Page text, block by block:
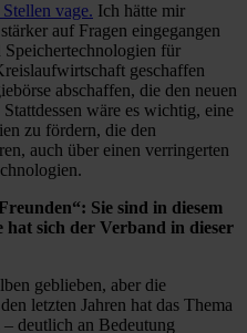
vage. Ich hätte mir
auf Fragen eingegangen
für
geschaffen
abschaffen, die den neuen
wäre es wichtig, eine
zu fördern, die den
auch über einen verringerten
Sie sind in diesem
sich der Verband in dieser
geblieben, aber die
letzten Jahren hat das Thema
deutlich an Bedeutung